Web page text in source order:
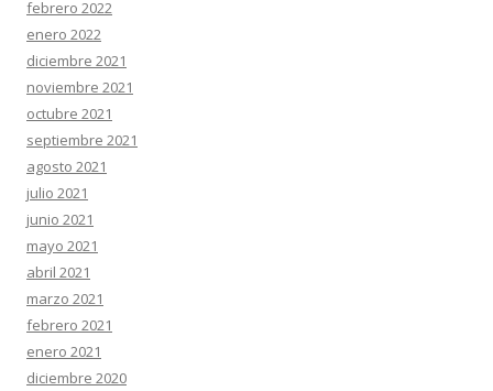
febrero 2022
enero 2022
diciembre 2021
noviembre 2021
octubre 2021
septiembre 2021
agosto 2021
julio 2021
junio 2021
mayo 2021
abril 2021
marzo 2021
febrero 2021
enero 2021
diciembre 2020